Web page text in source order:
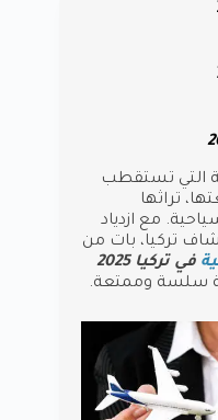
التي تستقطب
تراثها
مع ازدياد
تركيا، بات من
في تركيا 2025
سلسة وممتعة.